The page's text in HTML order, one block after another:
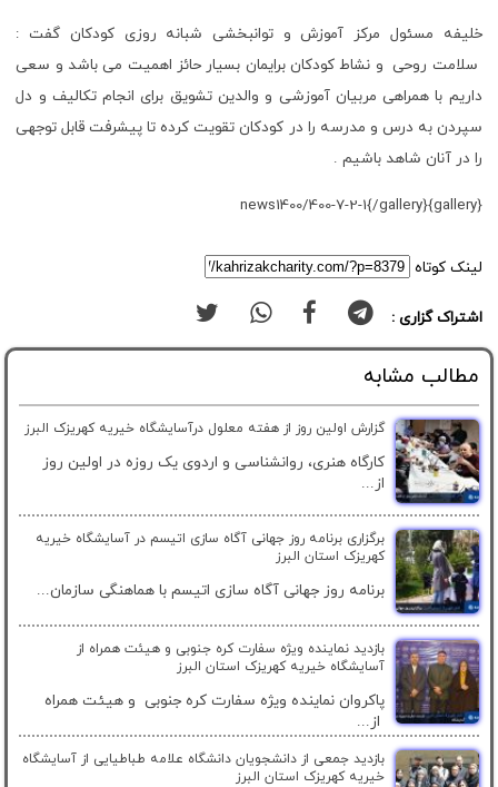
خلیفه مسئول مرکز آموزش و توانبخشی شبانه روزی کودکان گفت :
سلامت روحی و نشاط کودکان برایمان بسیار حائز اهمیت می باشد و سعی
داریم با همراهی مربیان آموزشی و والدین تشویق برای انجام تکالیف و دل
سپردن به درس و مدرسه را در کودکان تقویت کرده تا پیشرفت قابل توجهی
را در آنان شاهد باشیم .
{gallery}news1400/400-7-2-1{/gallery}
لینک کوتاه
اشتراک گزاری :
مطالب مشابه
گزارش اولین روز از هفته معلول درآسایشگاه خیریه کهریزک البرز
کارگاه هنری، روانشناسی و اردوی یک روزه در اولین روز
از...
برگزاری برنامه روز جهانی آگاه سازی اتیسم در آسایشگاه خیریه
کهریزک استان البرز
برنامه روز جهانی آگاه سازی اتیسم با هماهنگی سازمان...
بازدید نماینده ویژه سفارت کره جنوبی و هیئت همراه از
آسایشگاه خیریه کهریزک استان البرز
پاکروان نماینده ویژه سفارت کره جنوبی و هیئت همراه
از...
بازدید جمعی از دانشجویان دانشگاه علامه طباطیایی از آسایشگاه
خیریه کهریزک استان البرز